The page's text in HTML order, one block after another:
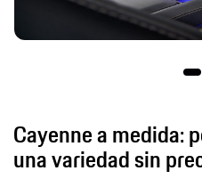
Cayenne a medida:
una variedad sin